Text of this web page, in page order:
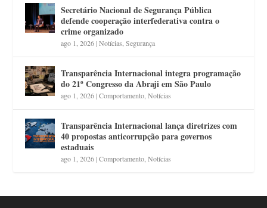
Secretário Nacional de Segurança Pública
defende cooperação interfederativa contra o
crime organizado
ago 1, 2026|Notícias ,Segurança
Transparência Internacional integra programação
do 21º Congresso da Abraji em São Paulo
ago 1, 2026|Comportamento ,Notícias
Transparência Internacional lança diretrizes com
40 propostas anticorrupção para governos
estaduais
ago 1, 2026|Comportamento ,Notícias